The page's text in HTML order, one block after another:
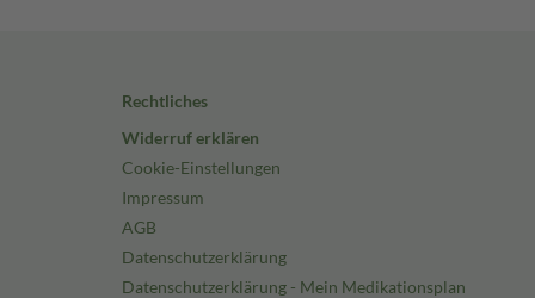
Rechtliches
Widerruf erklären
Cookie-Einstellungen
Impressum
AGB
Datenschutzerklärung
Datenschutzerklärung - Mein Medikationsplan